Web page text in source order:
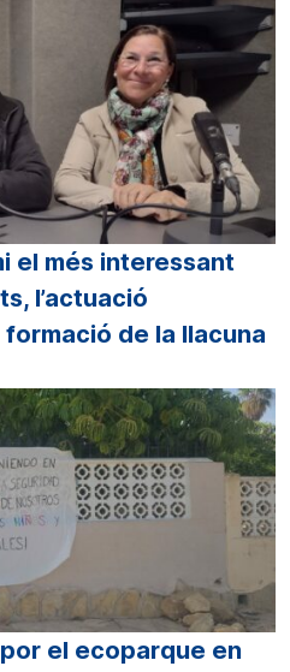
el més interessant
l’actuació
formació de la llacuna
el ecoparque en